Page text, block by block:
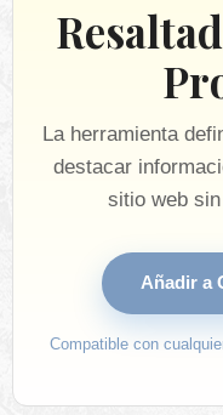
La herramienta
destacar
sitio web
Añadir a
Compatible con